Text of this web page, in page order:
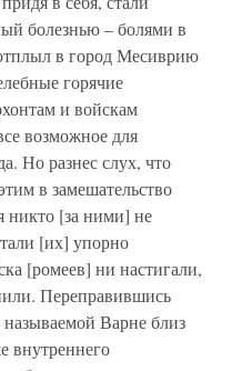
болезнью – болями в
в город Месиврию
горячие
и войскам
возможное для
Но разнес слух, что
в замешательство
никто [за ними] не
[их] упорно
[ромеев] ни настигали,
Переправившись
Варне близ
внутреннего